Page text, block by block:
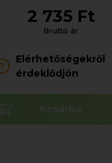
2 735 Ft
Bruttó ár
Elérhetőségekről
érdeklődjön
Kosárba